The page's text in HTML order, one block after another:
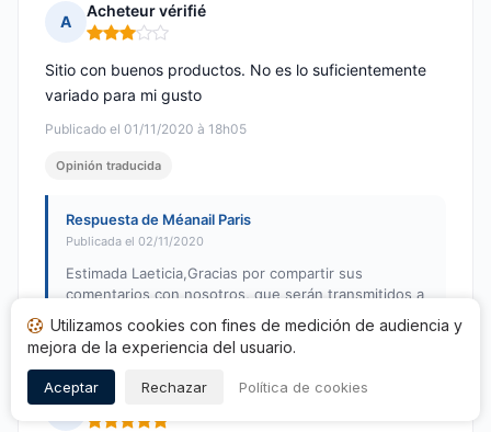
A
Acheteur vérifié
Nota: 3 de 5
Publicado el 01/11/2020 à 18h05
Sitio con buenos productos. No es lo suficientemente
variado para mi gusto
Opinión traducida
Respuesta de Méanail Paris
Publicada el 02/11/2020
Estimada Laeticia,Gracias por compartir sus
comentarios con nosotros, que serán transmitidos a
A
Acheteur vérifié
Utilizamos cookies con fines de medición de audiencia y
mejora de la experiencia del usuario.
Aceptar Rechazar Política de cookies